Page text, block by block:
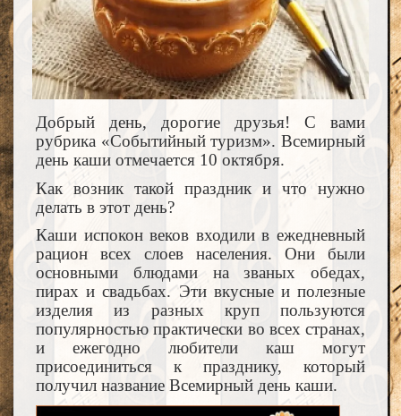
Добрый день, дорогие друзья! С вами
рубрика «Событийный туризм». Всемирный
день каши отмечается 10 октября.
Как возник такой праздник и что нужно
делать в этот день?
Каши испокон веков входили в ежедневный
рацион всех слоев населения. Они были
основными блюдами на званых обедах,
пирах и свадьбах. Эти вкусные и полезные
изделия из разных круп пользуются
популярностью практически во всех странах,
и ежегодно любители каш могут
присоединиться к празднику, который
получил название Всемирный день каши.